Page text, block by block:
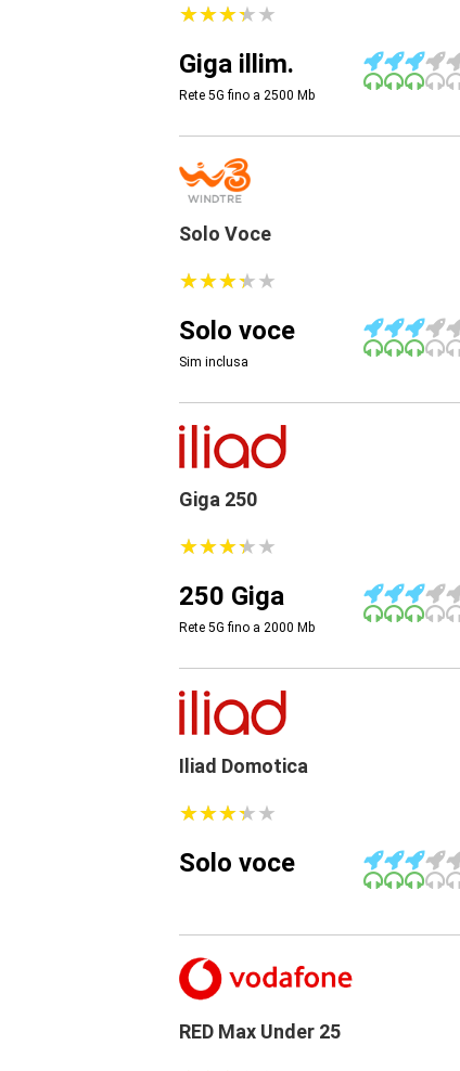
★★★★★
★★★★★
Giga illim.
Rete 5G fino a 2500 Mb
Solo Voce
★★★★★
★★★★★
Solo voce
Sim inclusa
Giga 250
★★★★★
★★★★★
250 Giga
Rete 5G fino a 2000 Mb
Iliad Domotica
★★★★★
★★★★★
Solo voce
RED Max Under 25